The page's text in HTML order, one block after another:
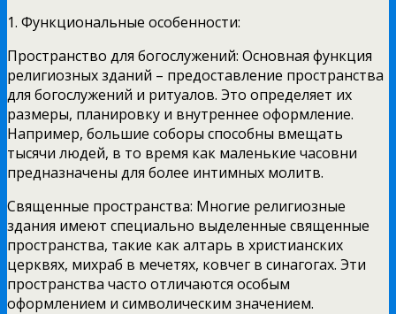
1. Функциональные особенности:
Пространство для богослужений: Основная функция
религиозных зданий – предоставление пространства
для богослужений и ритуалов. Это определяет их
размеры, планировку и внутреннее оформление.
Например, большие соборы способны вмещать
тысячи людей, в то время как маленькие часовни
предназначены для более интимных молитв.
Священные пространства: Многие религиозные
здания имеют специально выделенные священные
пространства, такие как алтарь в христианских
церквях, михраб в мечетях, ковчег в синагогах. Эти
пространства часто отличаются особым
оформлением и символическим значением.